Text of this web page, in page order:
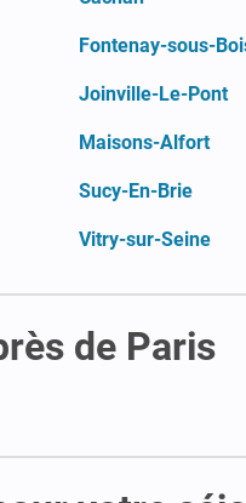
Fontenay-sous-
Joinville-Le-Pont
Maisons-Alfort
Sucy-En-Brie
Vitry-sur-Seine
de Paris